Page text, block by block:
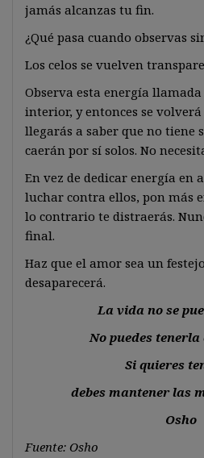
jamás alcanzas tu fin.
¿Qué pasa cuando observas
Los celos se vuelven
Observa esta energía
interior, y entonces se
llegarás a saber que no tiene
caerán por sí solos. No
En vez de dedicar energía en
luchar contra ellos, pon más
lo contrario te distraerás.
final.
Haz que el amor sea un
desaparecerá.
La vida no se
No puedes tenerla
Si quieres
debes mantener las
Osho
Fuente: Osho